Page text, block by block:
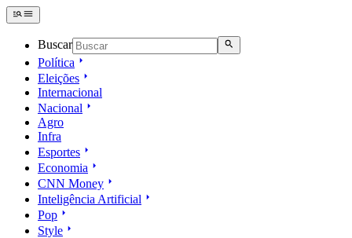
Buscar
Política
Eleições
Internacional
Nacional
Agro
Infra
Esportes
Economia
CNN Money
Inteligência Artificial
Pop
Style